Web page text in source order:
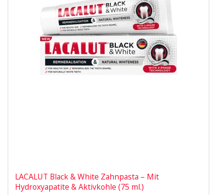
LACALUT Black & White Zahnpasta – Mit
Hydroxyapatite & Aktivkohle (75 ml.)